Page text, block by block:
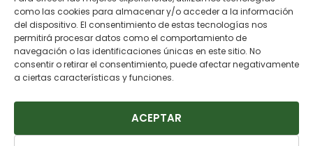
como las cookies para almacenar y/o acceder a la información
del dispositivo. El consentimiento de estas tecnologías nos
permitirá procesar datos como el comportamiento de
navegación o las identificaciones únicas en este sitio. No
consentir o retirar el consentimiento, puede afectar negativamente
a ciertas características y funciones.
ACEPTAR
Suscríbete a nuestra newsletter